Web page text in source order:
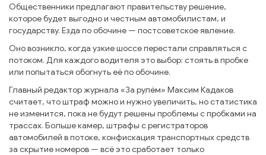
Общественники предлагают правительству решение,
которое будет выгодно и честным автомобилистам, и
государству. Езда по обочине — постсоветское явление.
Оно возникло, когда узкие шоссе перестали справляться с
потоком. Для каждого водителя это выбор: стоять в пробке
или попытаться обогнуть её по обочине.
Главный редактор журнала «За рулём» Максим Кадаков
считает, что штраф можно и нужно увеличить, но статистика
не изменится, пока не будут решены проблемы с пробками на
трассах. Больше камер, штрафы с регистраторов
автомобилей в потоке, конфискация транспортных средств
за скрытие номеров — всё это сработает только